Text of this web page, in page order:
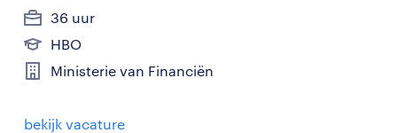
36 uur
HBO
Ministerie van Financiën
bekijk vacature